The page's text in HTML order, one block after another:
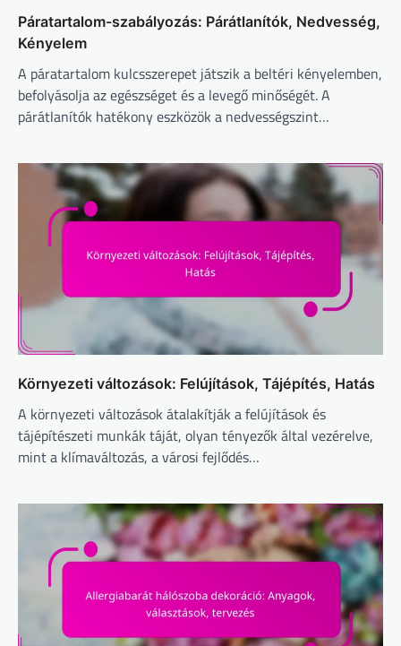
Páratartalom-szabályozás: Párátlanítók, Nedvesség,
Kényelem
A páratartalom kulcsszerepet játszik a beltéri kényelemben,
befolyásolja az egészséget és a levegő minőségét. A
párátlanítók hatékony eszközök a nedvességszint…
Környezeti változások: Felújítások, Tájépítés, Hatás
A környezeti változások átalakítják a felújítások és
tájépítészeti munkák táját, olyan tényezők által vezérelve,
mint a klímaváltozás, a városi fejlődés…